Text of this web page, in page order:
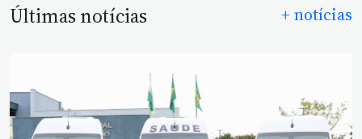
Últimas notícias + notícias